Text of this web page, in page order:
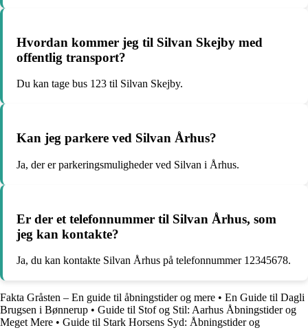
Hvordan kommer jeg til Silvan Skejby med
offentlig transport?
Du kan tage bus 123 til Silvan Skejby.
Kan jeg parkere ved Silvan Århus?
Ja, der er parkeringsmuligheder ved Silvan i Århus.
Er der et telefonnummer til Silvan Århus, som
jeg kan kontakte?
Ja, du kan kontakte Silvan Århus på telefonnummer 12345678.
Fakta Gråsten – En guide til åbningstider og mere • En Guide til Dagli
Brugsen i Bønnerup • Guide til Stof og Stil: Aarhus Åbningstider og
Meget Mere • Guide til Stark Horsens Syd: Åbningstider og